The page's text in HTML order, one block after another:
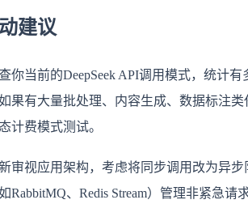
建议
你当前的DeepSeek API调用模式，统计
果有大量批处理、内容生成、数据标注类
计费模式测试。
审视应用架构，考虑将同步调用改为异
RabbitMQ、Redis Stream）管理非紧急请